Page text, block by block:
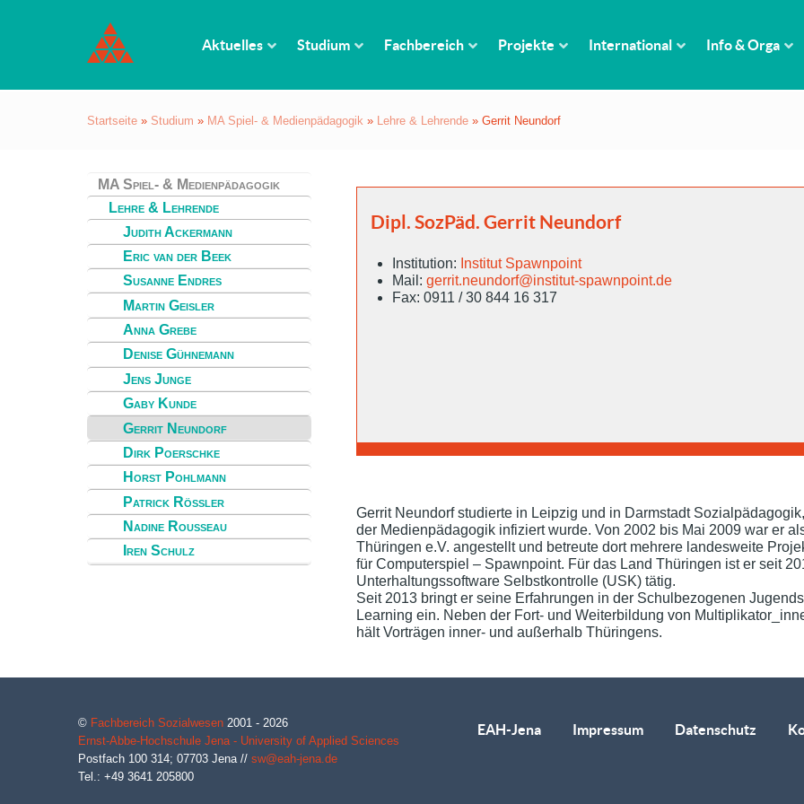
Aktuelles Studium Fachbereich Projekte International Info & Orga
Startseite » Studium » MA Spiel- & Medienpädagogik » Lehre & Lehrende » Gerrit Neundorf
MA Spiel- & Medienpädagogik
Lehre & Lehrende
Judith Ackermann
Eric van der Beek
Susanne Endres
Martin Geisler
Anna Grebe
Denise Gühnemann
Jens Junge
Gaby Kunde
Gerrit Neundorf
Dirk Poerschke
Horst Pohlmann
Patrick Rössler
Nadine Rousseau
Iren Schulz
Dipl. SozPäd. Gerrit Neundorf
Institution: Institut Spawnpoint
Mail: gerrit.neundorf@institut-spawnpoint.de
Fax: 0911 / 30 844 16 317
Gerrit Neundorf studierte in Leipzig und in Darmstadt
der Medienpädagogik infiziert wurde. Von 2002 bis Mai 2009 war er
Thüringen e.V. angestellt und betreute dort mehrere landesweite
für Computerspiel – Spawnpoint. Für das Land Thüringen ist er seit
Unterhaltungssoftware Selbstkontrolle (USK) tätig.
Seit 2013 bringt er seine Erfahrungen in der Schulbezogenen
Learning ein. Neben der Fort- und Weiterbildung von
hält Vorträgen inner- und außerhalb Thüringens.
© Fachbereich Sozialwesen 2001 - 2026
Ernst-Abbe-Hochschule Jena - University of Applied Sciences
Postfach 100 314; 07703 Jena // sw@eah-jena.de
Tel.: +49 3641 205800
EAH-Jena Impressum Datenschutz